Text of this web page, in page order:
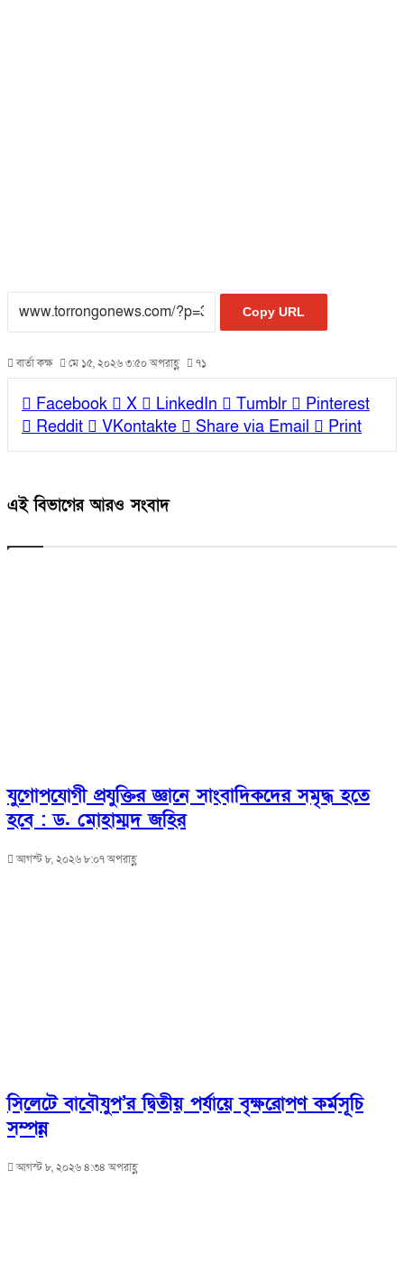
Copy URL
বার্তা কক্ষ মে ১৫, ২০২৬ ৩:৫০ অপরাহ্ণ ৭১
Facebook X LinkedIn Tumblr
Pinterest
Reddit
VKontakte Share via Email Print
এই বিভাগের আরও সংবাদ
যুগোপযোগী প্রযুক্তির জ্ঞানে সাংবাদিকদের সমৃদ্ধ হতে
হবে : ড. মোহাম্মদ জহির
আগস্ট ৮, ২০২৬ ৮:০৭ অপরাহ্ণ
সিলেটে বাবৌযুপ’র দ্বিতীয় পর্যায়ে বৃক্ষরোপণ কর্মসূচি
সম্পন্ন
আগস্ট ৮, ২০২৬ ৪:৩৪ অপরাহ্ণ